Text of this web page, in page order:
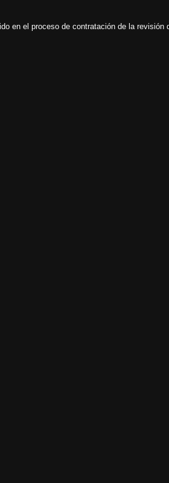
en el proceso de contratación de la